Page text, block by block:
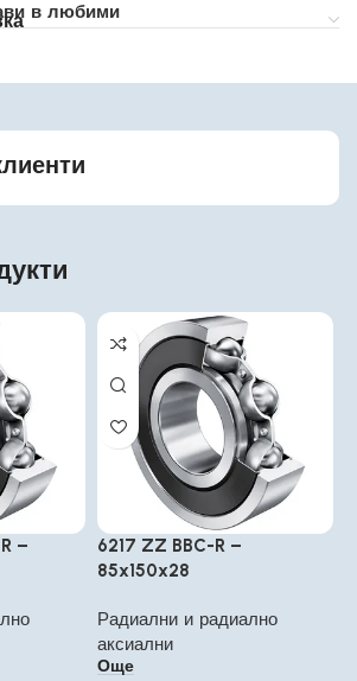
в любими
–
6217 ZZ BBC-R –
85x150x28
Радиални и радиално
аксиални
Още